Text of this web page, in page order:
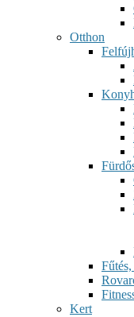
Otthon
Kert